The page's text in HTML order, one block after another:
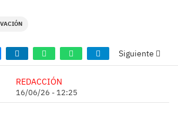
Siguiente
REDACCIÓN
16/06/26 - 12:25